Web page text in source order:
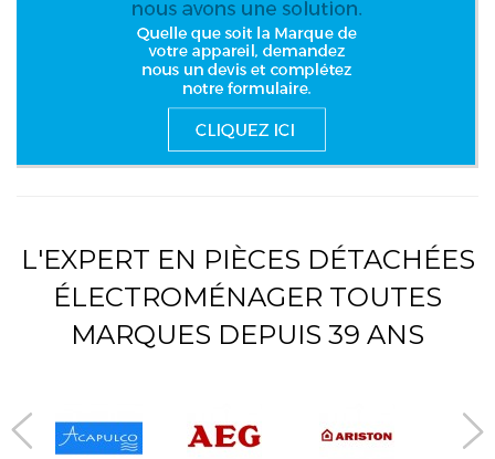
L'EXPERT EN PIÈCES DÉTACHÉES
ÉLECTROMÉNAGER TOUTES
MARQUES DEPUIS 39 ANS